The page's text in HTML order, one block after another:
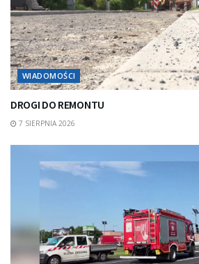
WIADOMOŚCI
DROGI DO REMONTU
7 SIERPNIA 2026